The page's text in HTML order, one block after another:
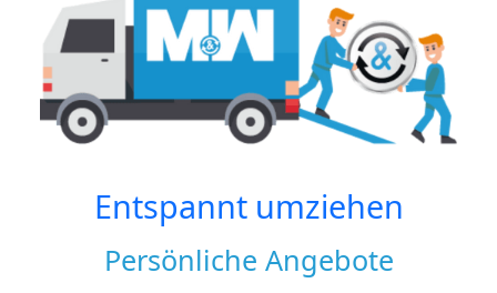
Entspannt umziehen
Persönliche Angebote